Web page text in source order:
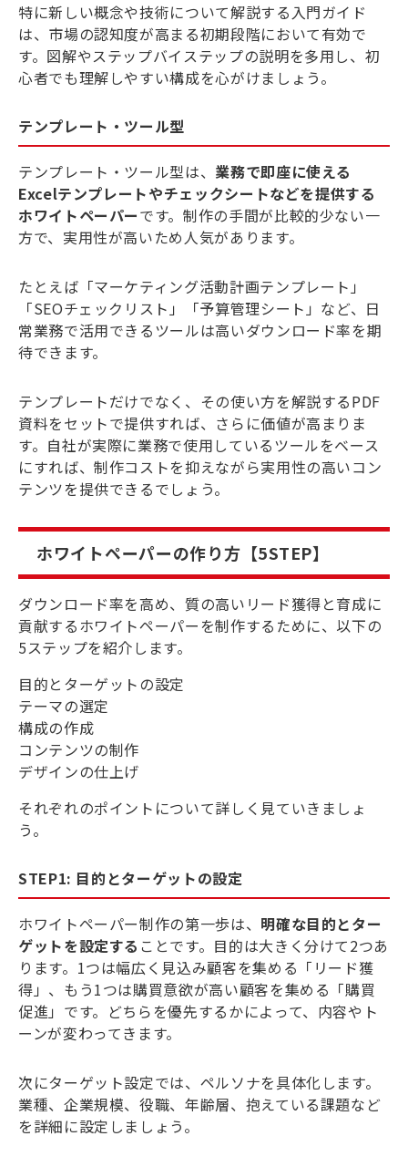
特に新しい概念や技術について解説する入門ガイド
は、市場の認知度が高まる初期段階において有効で
す。図解やステップバイステップの説明を多用し、初
心者でも理解しやすい構成を心がけましょう。
テンプレート・ツール型
テンプレート・ツール型は、 業務で即座に使える
Excelテンプレートやチェックシートなどを提供する
ホワイトペーパーです。制作の手間が比較的少ない一
方で、実用性が高いため人気があります。
たとえば「マーケティング活動計画テンプレート」
「SEOチェックリスト」「予算管理シート」など、日
常業務で活用できるツールは高いダウンロード率を期
待できます。
テンプレートだけでなく、その使い方を解説するPDF
資料をセットで提供すれば、さらに価値が高まりま
す。自社が実際に業務で使用しているツールをベース
にすれば、制作コストを抑えながら実用性の高いコン
テンツを提供できるでしょう。
ホワイトペーパーの作り方【5STEP】
ダウンロード率を高め、質の高いリード獲得と育成に
貢献するホワイトペーパーを制作するために、以下の
5ステップを紹介します。
目的とターゲットの設定
テーマの選定
構成の作成
コンテンツの制作
デザインの仕上げ
それぞれのポイントについて詳しく見ていきましょ
う。
STEP1: 目的とターゲットの設定
ホワイトペーパー制作の第一歩は、 明確な目的とター
ゲットを設定する ことです。目的は大きく分けて2つあ
ります。1つは幅広く見込み顧客を集める「リード獲
得」、もう1つは購買意欲が高い顧客を集める「購買
促進」です。どちらを優先するかによって、内容やト
ーンが変わってきます。
次にターゲット設定では、ペルソナを具体化します。
業種、企業規模、役職、年齢層、抱えている課題など
を詳細に設定しましょう。